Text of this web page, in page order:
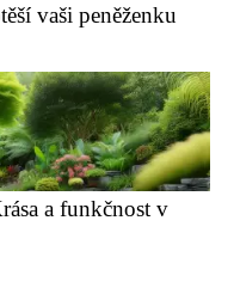
vaši peněženku
a funkčnost v